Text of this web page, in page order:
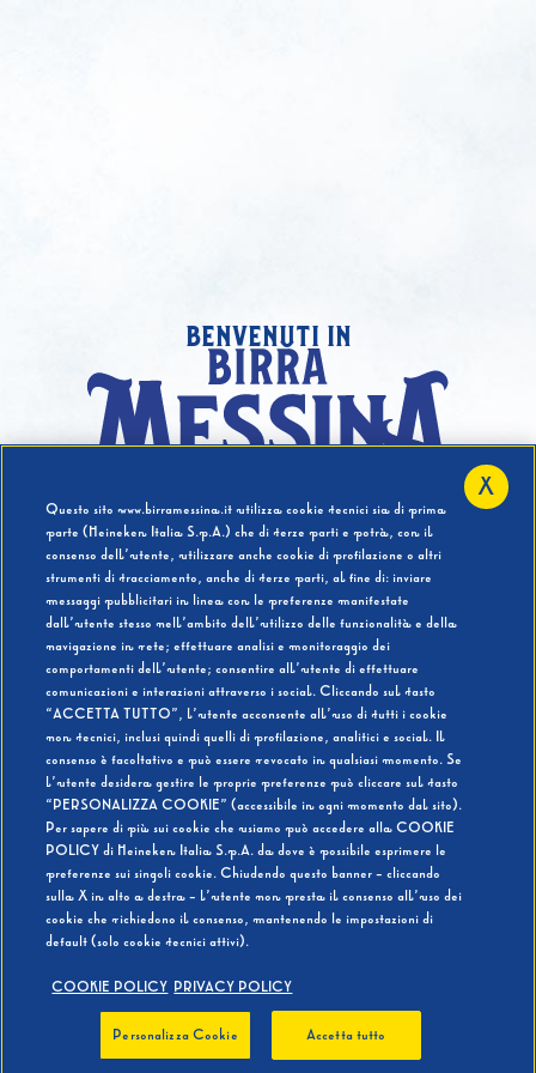
benvenuti in
Hai compiuto 18 Anni?
SI NO
BEVI RESPONSABILMENTE
Questo sito www.birramessina.it utilizza cookie tecnici sia di prima
parte (Heineken Italia S.p.A.) che di terze parti e potrà, con il
consenso dell’utente, utilizzare anche cookie di profilazione o altri
strumenti di tracciamento, anche di terze parti, al fine di: inviare
messaggi pubblicitari in linea con le preferenze manifestate
dall’utente stesso nell’ambito dell’utilizzo delle funzionalità e della
navigazione in rete; effettuare analisi e monitoraggio dei
comportamenti dell’utente; consentire all’utente di effettuare
comunicazioni e interazioni attraverso i social. Cliccando sul tasto
“ACCETTA TUTTO”, l’utente acconsente all’uso di tutti i cookie
non tecnici, inclusi quindi quelli di profilazione, analitici e social. Il
consenso è facoltativo e può essere revocato in qualsiasi momento. Se
l’utente desidera gestire le proprie preferenze può cliccare sul tasto
“PERSONALIZZA COOKIE” (accessibile in ogni momento dal sito).
Per sapere di più sui cookie che usiamo può accedere alla COOKIE
POLICY di Heineken Italia S.p.A. da dove è possibile esprimere le
preferenze sui singoli cookie. Chiudendo questo banner - cliccando
sulla X in alto a destra - l’utente non presta il consenso all’uso dei
cookie che richiedono il consenso, mantenendo le impostazioni di
default (solo cookie tecnici attivi).
COOKIE POLICY PRIVACY POLICY
Personalizza Cookie Accetta tutto
X